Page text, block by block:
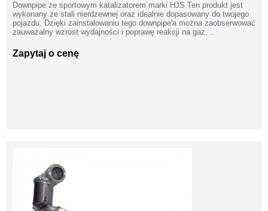
Downpipe ze sportowym katalizatorem marki HJS.Ten produkt jest
wykonany ze stali nierdzewnej oraz idealnie dopasowany do twojego
pojazdu. Dzięki zainstalowaniu tego downpipe'a można zaobserwować
zauważalny wzrost wydajności i poprawę reakcji na gaz. ..
Zapytaj o cenę